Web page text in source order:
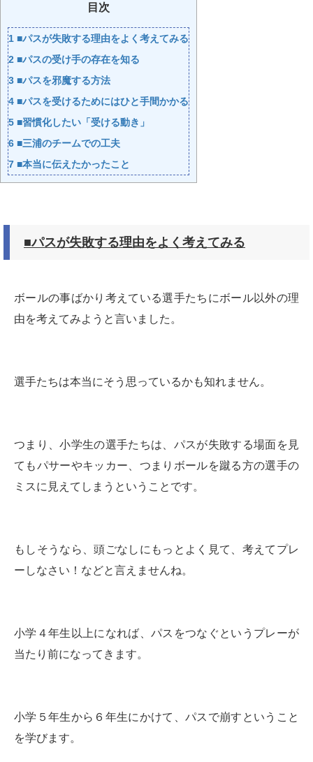
目次
1 ■パスが失敗する理由をよく考えてみる
2 ■パスの受け手の存在を知る
3 ■パスを邪魔する方法
4 ■パスを受けるためにはひと手間かかる
5 ■習慣化したい「受ける動き」
6 ■三浦のチームでの工夫
7 ■本当に伝えたかったこと
■パスが失敗する理由をよく考えてみる
ボールの事ばかり考えている選手たちにボール以外の理
由を考えてみようと言いました。
選手たちは本当にそう思っているかも知れません。
つまり、小学生の選手たちは、パスが失敗する場面を見
てもパサーやキッカー、つまりボールを蹴る方の選手の
ミスに見えてしまうということです。
もしそうなら、頭ごなしにもっとよく見て、考えてプレ
ーしなさい！などと言えませんね。
小学４年生以上になれば、パスをつなぐというプレーが
当たり前になってきます。
小学５年生から６年生にかけて、パスで崩すということ
を学びます。